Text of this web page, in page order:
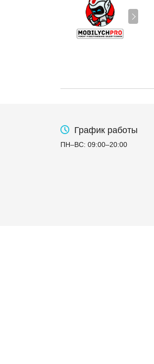
График работы
ПН–ВС: 09:00–20:00